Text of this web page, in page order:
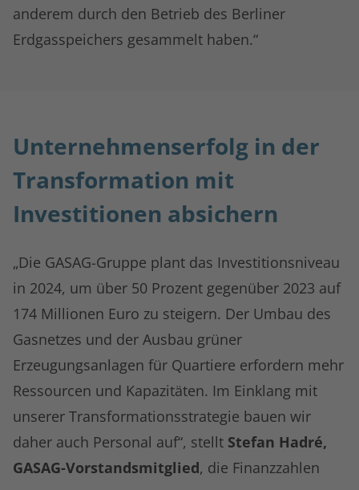
anderem durch den Betrieb des Berliner
Erdgasspeichers gesammelt haben.“
Unternehmenserfolg in der
Transformation mit
Investitionen absichern
„Die GASAG-Gruppe plant das Investitionsniveau
in 2024, um über 50 Prozent gegenüber 2023 auf
174 Millionen Euro zu steigern. Der Umbau des
Gasnetzes und der Ausbau grüner
Erzeugungsanlagen für Quartiere erfordern mehr
Ressourcen und Kapazitäten. Im Einklang mit
unserer Transformationsstrategie bauen wir
daher auch Personal auf“, stellt Stefan Hadré,
GASAG-Vorstandsmitglied, die Finanzzahlen